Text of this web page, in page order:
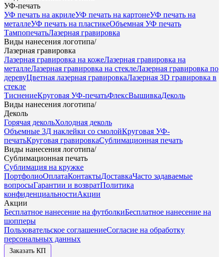
УФ-печать
УФ печать на акрилеУФ печать на картонеУФ печать на
металлеУФ печать на пластикеОбъемная УФ печать
ТампопечатьЛазерная гравировка
Виды нанесения логотипа/
Лазерная гравировка
Лазерная гравировка на кожеЛазерная гравировка на
металлеЛазерная гравировка на стеклеЛазерная гравировка по
деревуЦветная лазерная гравировкаЛазерная 3D гравировка в
стекле
ТиснениеКруговая УФ-печатьФлексВышивкаДеколь
Виды нанесения логотипа/
Деколь
Горячая декольХолодная деколь
Объемные 3Д наклейки со смолойКруговая УФ-
печатьКруговая гравировкаСублимационная печать
Виды нанесения логотипа/
Сублимационная печать
Сублимация на кружке
ПортфолиоОплатаКонтактыДоставкаЧасто задаваемые
вопросыГарантии и возвратПолитика
конфиденциальностиАкции
Акции
Бесплатное нанесение на футболкиБесплатное нанесение на
шопперы
Пользовательское соглашениеСогласие на обработку
персональных данных
Заказать КП